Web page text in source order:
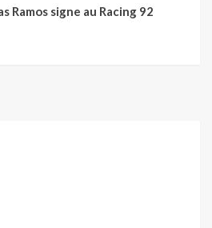
Ramos signe au Racing 92